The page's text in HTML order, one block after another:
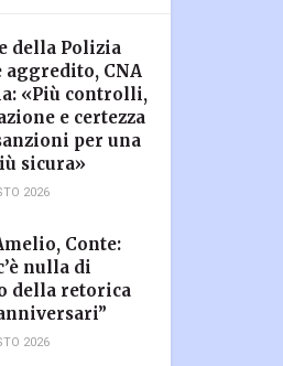
della Polizia
aggredito, CNA
«Più controlli,
e certezza
per una
sicura»
2026
Conte:
nulla di
della retorica
2026